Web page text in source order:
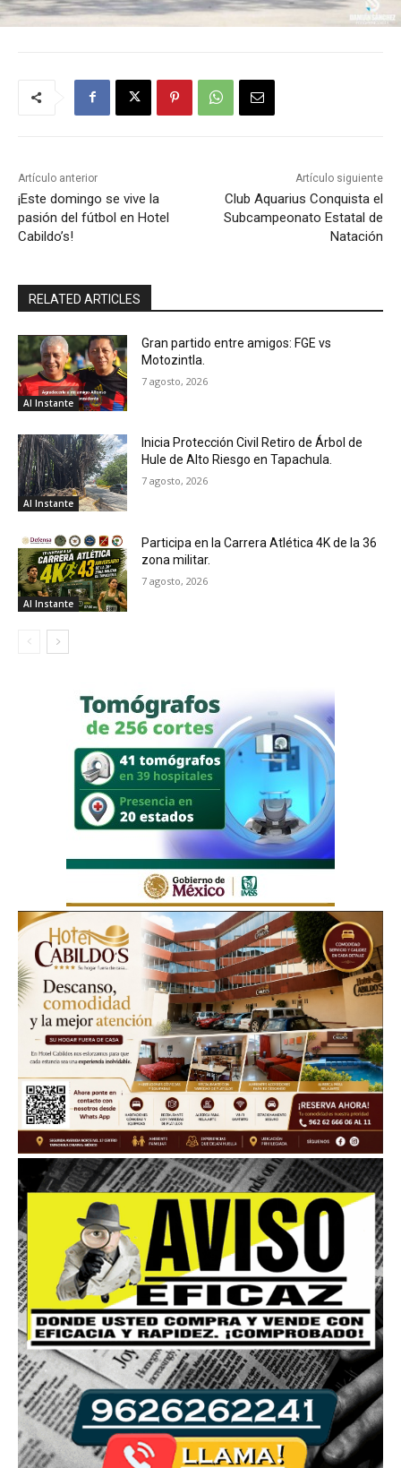
Artículo anterior
¡Este domingo se vive la
pasión del fútbol en Hotel
Cabildo’s!
Artículo siguiente
Club Aquarius Conquista el
Subcampeonato Estatal de
Natación
RELATED ARTICLES
Al Instante
Gran partido entre amigos: FGE vs
Motozintla.
7 agosto, 2026
Al Instante
Inicia Protección Civil Retiro de Árbol de
Hule de Alto Riesgo en Tapachula.
7 agosto, 2026
Al Instante
Participa en la Carrera Atlética 4K de la 36
zona militar.
7 agosto, 2026